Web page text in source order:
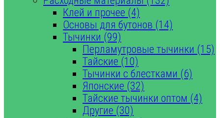
Клей и прочее (4)
Основы для бутонов (14)
Тычинки (99)
Перламутровые тычинки (15)
Тайские (10)
Тычинки с блестками (6)
Японские (32)
Тайские тычинки оптом (4)
Другие (30)